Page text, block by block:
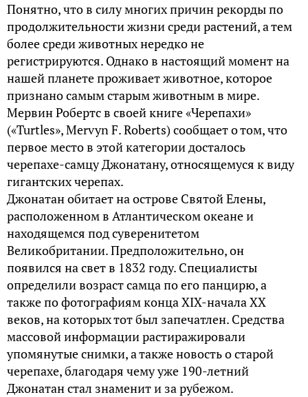
Понятно, что в силу многих причин рекорды по
продолжительности жизни среди растений, а тем
более среди животных нередко не
регистрируются. Однако в настоящий момент на
нашей планете проживает животное, которое
признано самым старым животным в мире.
Мервин Робертс в своей книге «Черепахи»
(«Turtles», Mervyn F. Roberts) сообщает о том, что
первое место в этой категории досталось
черепахе-самцу Джонатану, относящемуся к виду
гигантских черепах.
Джонатан обитает на острове Святой Елены,
расположенном в Атлантическом океане и
находящемся под суверенитетом
Великобритании. Предположительно, он
появился на свет в 1832 году. Специалисты
определили возраст самца по его панцирю, а
также по фотографиям конца XIX-начала ХХ
веков, на которых тот был запечатлен. Средства
массовой информации растиражировали
упомянутые снимки, а также новость о старой
черепахе, благодаря чему уже 190-летний
Джонатан стал знаменит и за рубежом.